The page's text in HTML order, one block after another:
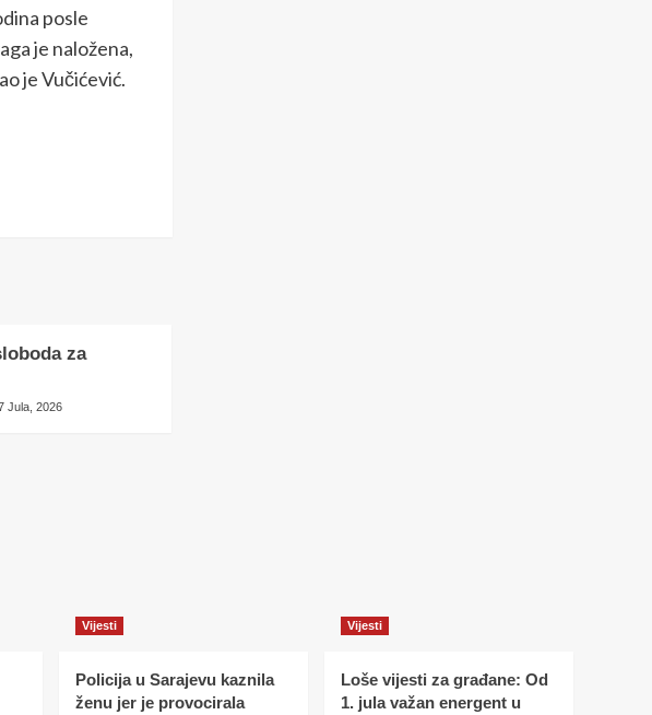
posle
je naložena,
je Vučićević.
za
Jula, 2026
Vijesti
Policija u Sarajevu kaznila
ženu jer je provocirala
Vijesti
Loše vijesti za građane: Od
1. jula važan energent u